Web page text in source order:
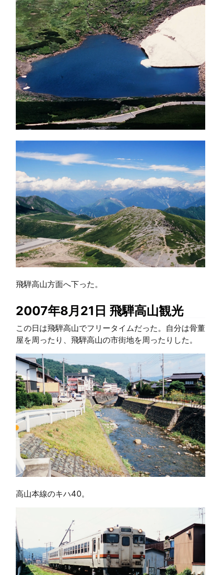
飛騨高山方面へ下った。
2007年8月21日 飛騨高山観光
この日は飛騨高山でフリータイムだった。自分は骨董
屋を周ったり、飛騨高山の市街地を周ったりした。
高山本線のキハ40。